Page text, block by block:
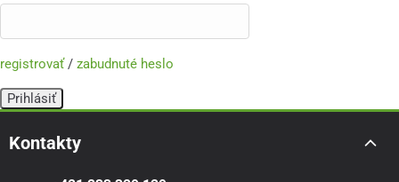
registrovať/ zabudnuté heslo
Kontakty